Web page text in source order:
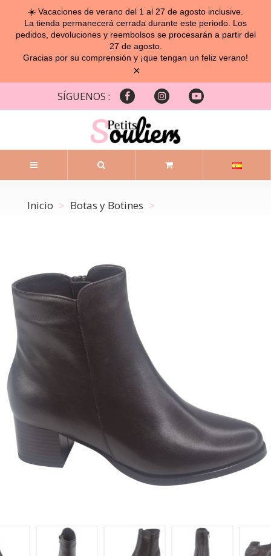
☀️ Vacaciones de verano del 1 al 27 de agosto inclusive.
La tienda permanecerá cerrada durante este periodo. Los
pedidos, devoluciones y reembolsos se procesarán a partir del
27 de agosto.
Gracias por su comprensión y ¡que tengan un feliz verano!
×
SÍGUENOS :
Inicio Botas y Botines